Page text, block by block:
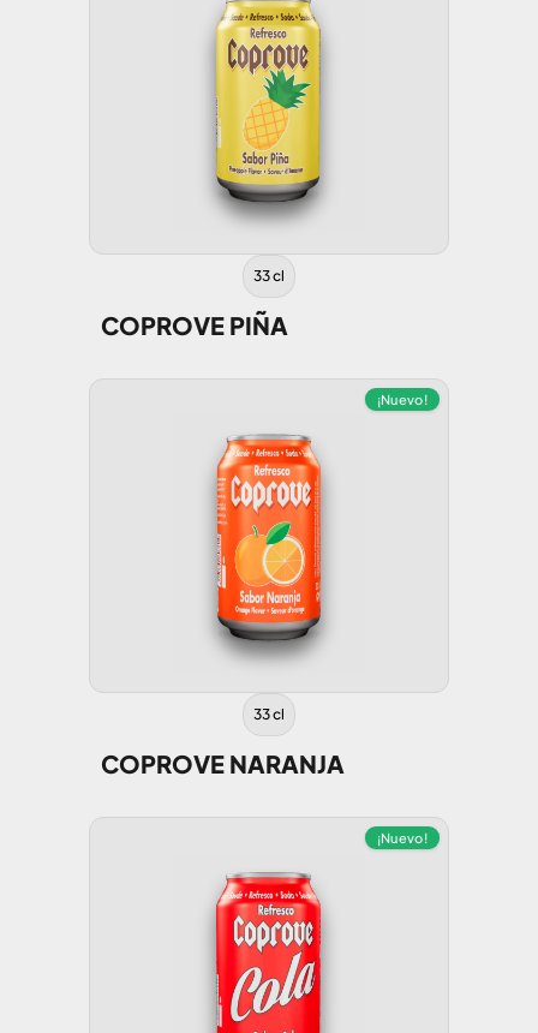
33 cl
COPROVE PIÑA
33 cl
COPROVE NARANJA
¡Nuevo!
¡Nuevo!